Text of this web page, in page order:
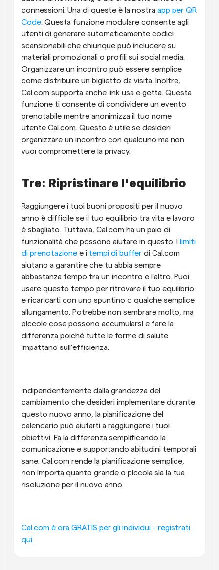
connessioni. Una di queste è la nostra app per QR
Code. Questa funzione modulare consente agli
utenti di generare automaticamente codici
scansionabili che chiunque può includere su
materiali promozionali o profili sui social media.
Organizzare un incontro può essere semplice
come distribuire un biglietto da visita. Inoltre,
Cal.com supporta anche link usa e getta. Questa
funzione ti consente di condividere un evento
prenotabile mentre anonimizza il tuo nome
utente Cal.com. Questo è utile se desideri
organizzare un incontro con qualcuno ma non
vuoi compromettere la privacy.
Tre: Ripristinare l'equilibrio
Raggiungere i tuoi buoni propositi per il nuovo
anno è difficile se il tuo equilibrio tra vita e lavoro
è sbagliato. Tuttavia, Cal.com ha un paio di
funzionalità che possono aiutare in questo. I
limiti
di prenotazione e i tempi di buffer di Cal.com
aiutano a garantire che tu abbia sempre
abbastanza tempo tra un incontro e l'altro. Puoi
usare questo tempo per ritrovare il tuo equilibrio
e ricaricarti con uno spuntino o qualche semplice
allungamento. Potrebbe non sembrare molto, ma
piccole cose possono accumularsi e fare la
differenza poiché tutte le forme di salute
impattano sull'efficienza.
Indipendentemente dalla grandezza del
cambiamento che desideri implementare durante
questo nuovo anno, la pianificazione del
calendario può aiutarti a raggiungere i tuoi
obiettivi. Fa la differenza semplificando la
comunicazione e supportando abitudini temporali
sane. Cal.com rende la pianificazione semplice,
non importa quanto grande o piccola sia la tua
risoluzione per il nuovo anno.
Cal.com è ora GRATIS per gli individui - registrati
qui